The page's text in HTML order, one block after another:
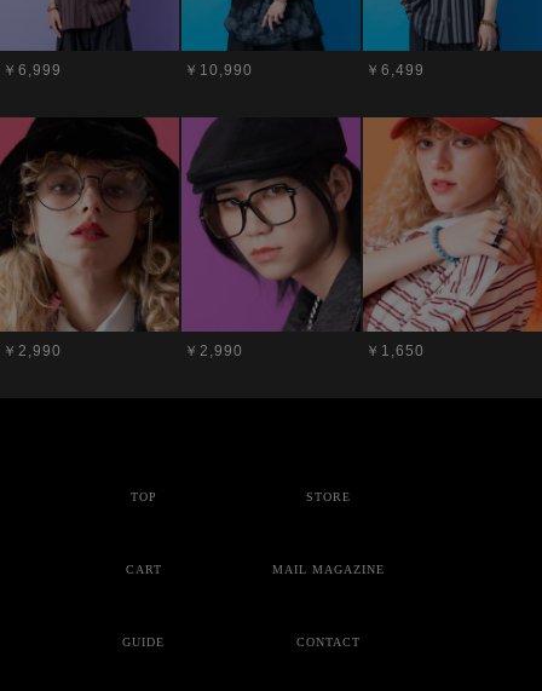
￥6,999 ￥10,990 ￥6,499
￥2,990 ￥2,990 ￥1,650
TOP STORE
CART MAIL MAGAZINE
GUIDE CONTACT